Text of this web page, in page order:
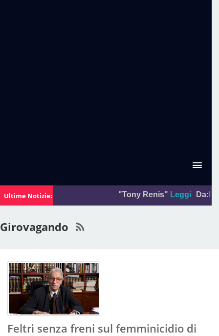
Ultime Notizie: "Tony Renis" Leggi Da: La
Girovagando
Feltri senza freni sul femminicidio di